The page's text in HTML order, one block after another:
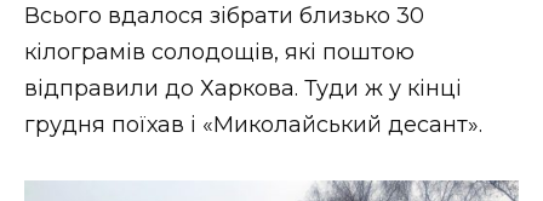
Всього вдалося зібрати близько 30
кілограмів солодощів, які поштою
відправили до Харкова. Туди ж у кінці
грудня поїхав і «Миколайський десант».